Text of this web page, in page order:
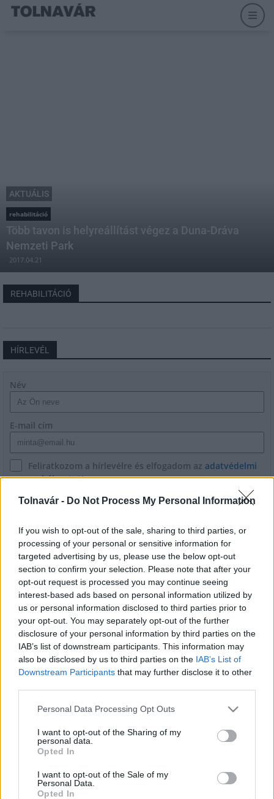
Tolnavár - Do Not Process My Personal Information
If you wish to opt-out of the sale, sharing to third parties, or
processing of your personal or sensitive information for
targeted advertising by us, please use the below opt-out
section to confirm your selection. Please note that after your
opt-out request is processed you may continue seeing
interest-based ads based on personal information utilized by
us or personal information disclosed to third parties prior to
your opt-out. You may separately opt-out of the further
disclosure of your personal information by third parties on the
IAB’s list of downstream participants. This information may
also be disclosed by us to third parties on the IAB’s List of
Downstream Participants that may further disclose it to other
Please note that this website/app uses one or more Google
not limited to your visit or usage behaviour. You may click to
grant or deny consent to Google and its third-party tags to
use your data for below specified purposes in below Google
consent section.
Personal Data Processing Opt Outs
I want to opt-out of the Sharing of my
personal data.
Opted In
I want to opt-out of the Sale of my
Personal Data.
Opted In
AKTUÁLIS
rehabilitáció
Több tavon is helyreállítást végez a Duna-Dráva
Nemzeti Park
2017.04.21
REHABILITÁCIÓ
HÍRLEVÉL
Név
E-mail cím
Feliratkozom a hírlevélre és elfogadom az adatvédelmi
szabályzatot!
FELIRATKOZÁS
LEGFRISSEBB
Országos hírek
MEGÉRKEZETT AZ ESŐ A DUNA
VÍZGYŰJTŐJÉRE
Országos hírek továbbképzés
Kecskeméten is szakirányú
továbbképzésekkel erősít a Gál Ferenc
Egyetem
Országos hírek szúnyogirtás